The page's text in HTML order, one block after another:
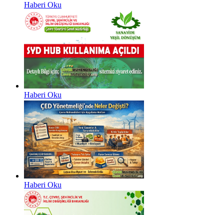
Haberi Oku
Haberi Oku
Haberi Oku